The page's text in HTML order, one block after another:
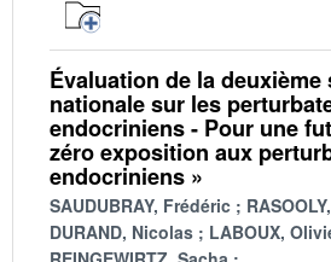
Évaluation de la deuxième
nationale sur les
endocriniens - Pour une
zéro exposition aux
endocriniens »
SAUDUBRAY, Frédéric
DURAND, Nicolas
LABOUX,